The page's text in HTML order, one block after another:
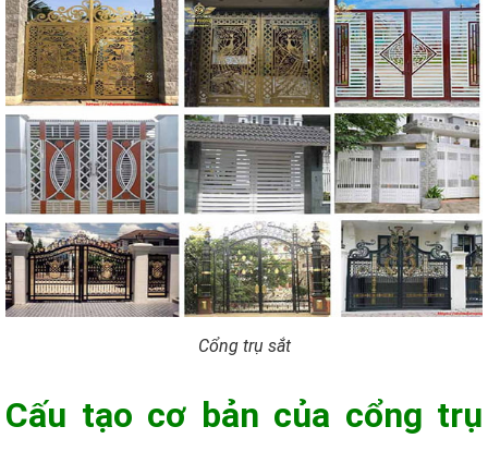
Cổng trụ sắt
Cấu tạo cơ bản của cổng trụ